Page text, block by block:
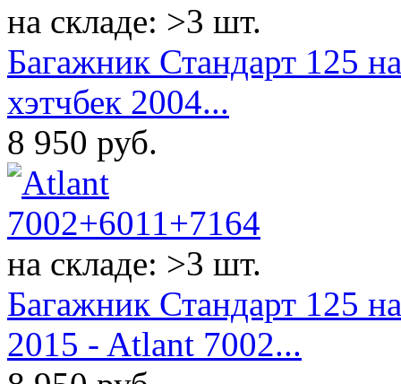
на складе: >3 шт.
Багажник Стандарт 125
хэтчбек 2004...
8 950 руб.
на складе: >3 шт.
Багажник Стандарт 125
2015 - Atlant 7002...